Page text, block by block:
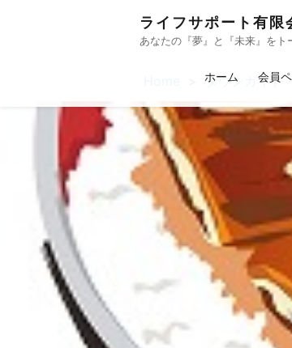
ライフサポート有限
あなたの『夢』と『未来』をト
ホーム 会員
タウンガイド